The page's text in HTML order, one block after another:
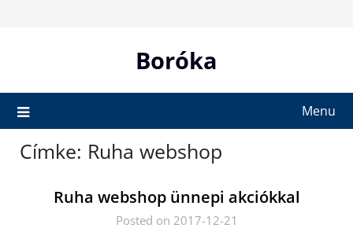
Boróka
Menu
Címke: Ruha webshop
Ruha webshop ünnepi akciókkal
Posted on 2017-12-21